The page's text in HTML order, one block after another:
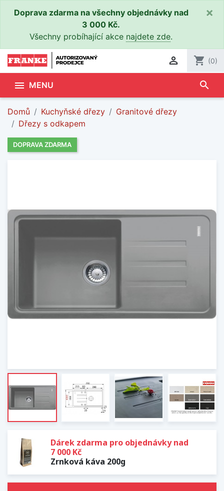
Doprava zdarma na všechny objednávky nad
3 000 Kč.
Všechny probíhající akce najdete zde.
×
 shopping_cart (0)
 MENU search
Domů Kuchyňské dřezy
Granitové dřezy
Dřezy s odkapem
DOPRAVA ZDARMA
Dárek zdarma pro objednávky nad
7 000 Kč
Zrnková káva 200g